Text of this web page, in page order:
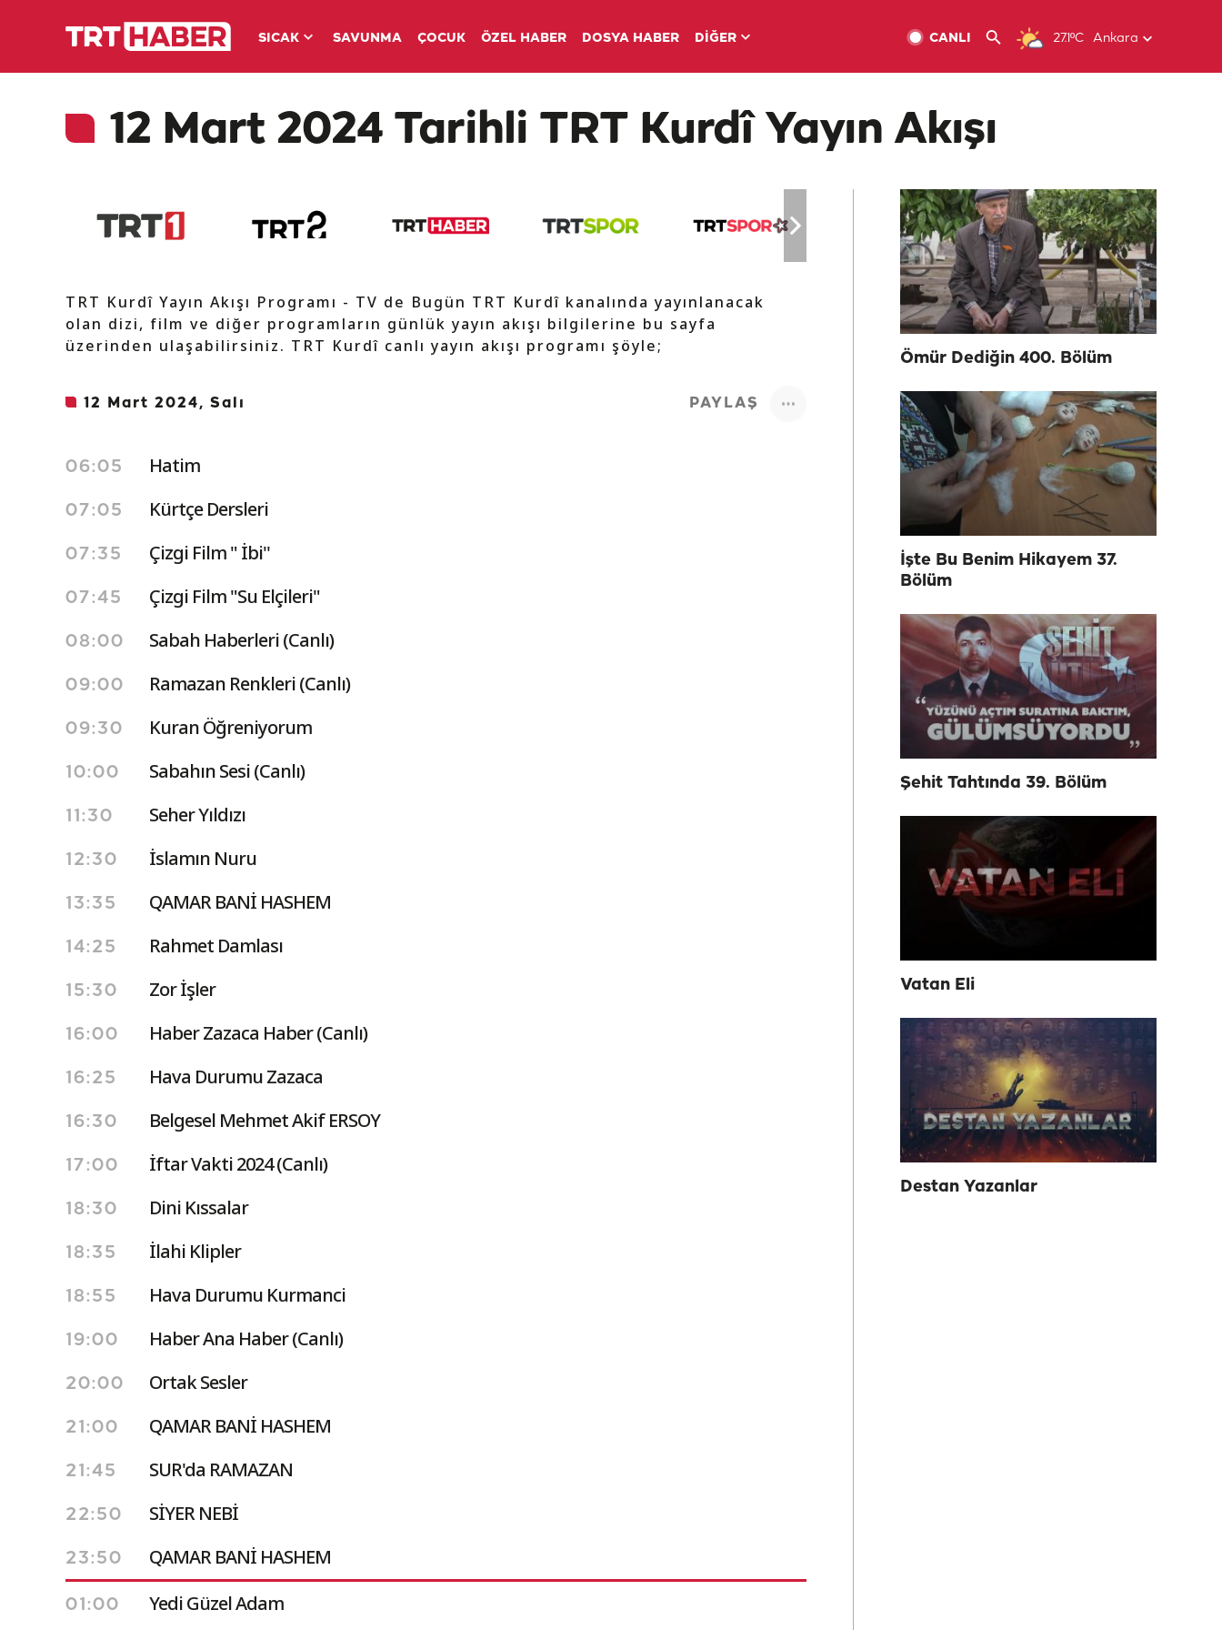
SICAK SAVUNMA ÇOCUK ÖZEL HABER DOSYA HABER DİĞER 27.1ºC Ankara
CANLI
12 Mart 2024 Tarihli TRT Kurdî Yayın Akışı
TRT Kurdî Yayın Akışı Programı - TV de Bugün TRT Kurdî kanalında yayınlanacak
olan dizi, film ve diğer programların günlük yayın akışı bilgilerine bu sayfa
üzerinden ulaşabilirsiniz. TRT Kurdî canlı yayın akışı programı şöyle;
12 Mart 2024, Salı PAYLAŞ
06:05 Hatim
07:05 Kürtçe Dersleri
07:35 Çizgi Film " İbi''
07:45 Çizgi Film "Su Elçileri"
08:00 Sabah Haberleri (Canlı)
09:00 Ramazan Renkleri (Canlı)
09:30 Kuran Öğreniyorum
10:00 Sabahın Sesi (Canlı)
11:30 Seher Yıldızı
12:30 İslamın Nuru
13:35 QAMAR BANİ HASHEM
14:25 Rahmet Damlası
15:30 Zor İşler
16:00 Haber Zazaca Haber (Canlı)
16:25 Hava Durumu Zazaca
16:30 Belgesel Mehmet Akif ERSOY
17:00 İftar Vakti 2024 (Canlı)
18:30 Dini Kıssalar
18:35 İlahi Klipler
18:55 Hava Durumu Kurmanci
19:00 Haber Ana Haber (Canlı)
20:00 Ortak Sesler
21:00 QAMAR BANİ HASHEM
21:45 SUR'da RAMAZAN
22:50 SİYER NEBİ
23:50 QAMAR BANİ HASHEM
01:00 Yedi Güzel Adam
Ömür Dediğin 400. Bölüm
İşte Bu Benim Hikayem 37.
Bölüm
Şehit Tahtında 39. Bölüm
Vatan Eli
Destan Yazanlar